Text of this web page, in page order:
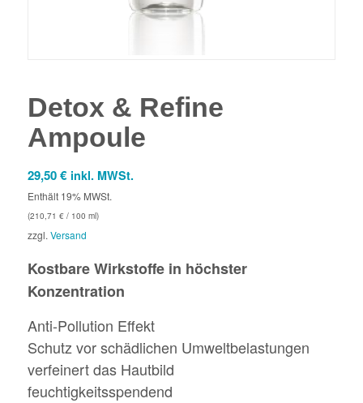
Detox & Refine
Ampoule
29,50€ inkl. MWSt.
Enthält 19% MWSt.
(210,71 €/ 100 ml)
zzgl. Versand
Kostbare Wirkstoffe in höchster
Konzentration
Anti-Pollution Effekt
Schutz vor schädlichen Umweltbelastungen
verfeinert das Hautbild
feuchtigkeitsspendend